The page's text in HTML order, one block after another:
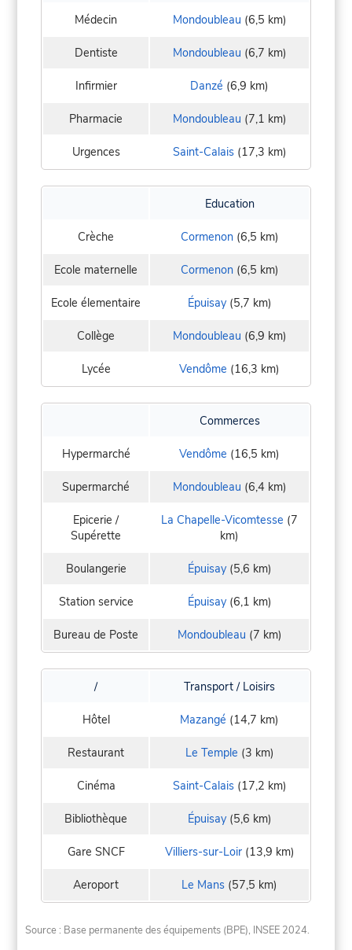
Médecin Mondoubleau (6,5 km)
Dentiste Mondoubleau (6,7 km)
Infirmier Danzé (6,9 km)
Pharmacie Mondoubleau (7,1 km)
Urgences Saint-Calais(17,3 km)
Education
Crèche Cormenon(6,5 km)
Ecole maternelle Cormenon(6,5 km)
Ecole élementaire Épuisay(5,7 km)
Collège Mondoubleau (6,9 km)
Lycée Vendôme (16,3 km)
Commerces
Hypermarché Vendôme (16,5 km)
Supermarché Mondoubleau (6,4 km)
Epicerie /
Supérette
La Chapelle-Vicomtesse (7
km)
Boulangerie Épuisay(5,6 km)
Station service Épuisay(6,1 km)
Bureau de Poste Mondoubleau (7 km)
/ Transport / Loisirs
Hôtel Mazangé (14,7 km)
Restaurant Le Temple (3 km)
Cinéma Saint-Calais(17,2 km)
Bibliothèque Épuisay(5,6 km)
Gare SNCF Villiers-sur-Loir(13,9 km)
Aeroport Le Mans (57,5 km)
Source : Base permanente des équipements (BPE), INSEE 2024.